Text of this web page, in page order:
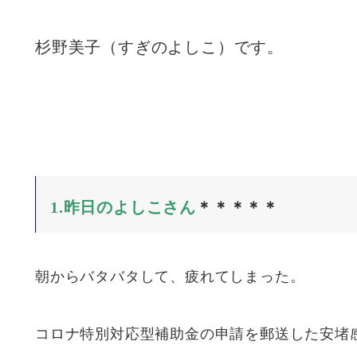
杉野美子（すぎのよしこ）です。
1.昨日のよしこさん ＊＊＊＊＊
朝からバタバタして、疲れてしまった。
コロナ特別対応型補助金の申請を郵送した安堵